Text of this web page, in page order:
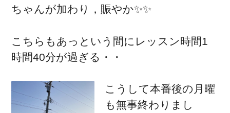
ちゃんが加わり，賑やか✨✨
こちらもあっという間にレッスン時間1
時間40分が過ぎる・・
こうして本番後の月曜
も無事終わりまし